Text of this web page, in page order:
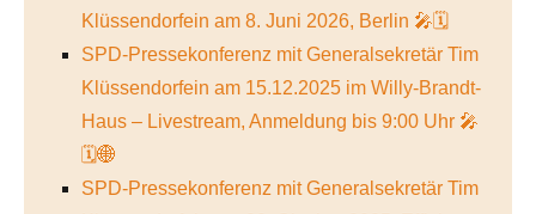
Klüssendorfein am 8. Juni 2026, Berlin 🎤🗓️
SPD-Pressekonferenz mit Generalsekretär Tim
Klüssendorfein am 15.12.2025 im Willy-Brandt-
Haus – Livestream, Anmeldung bis 9:00 Uhr 🎤
🗓️🌐
SPD-Pressekonferenz mit Generalsekretär Tim